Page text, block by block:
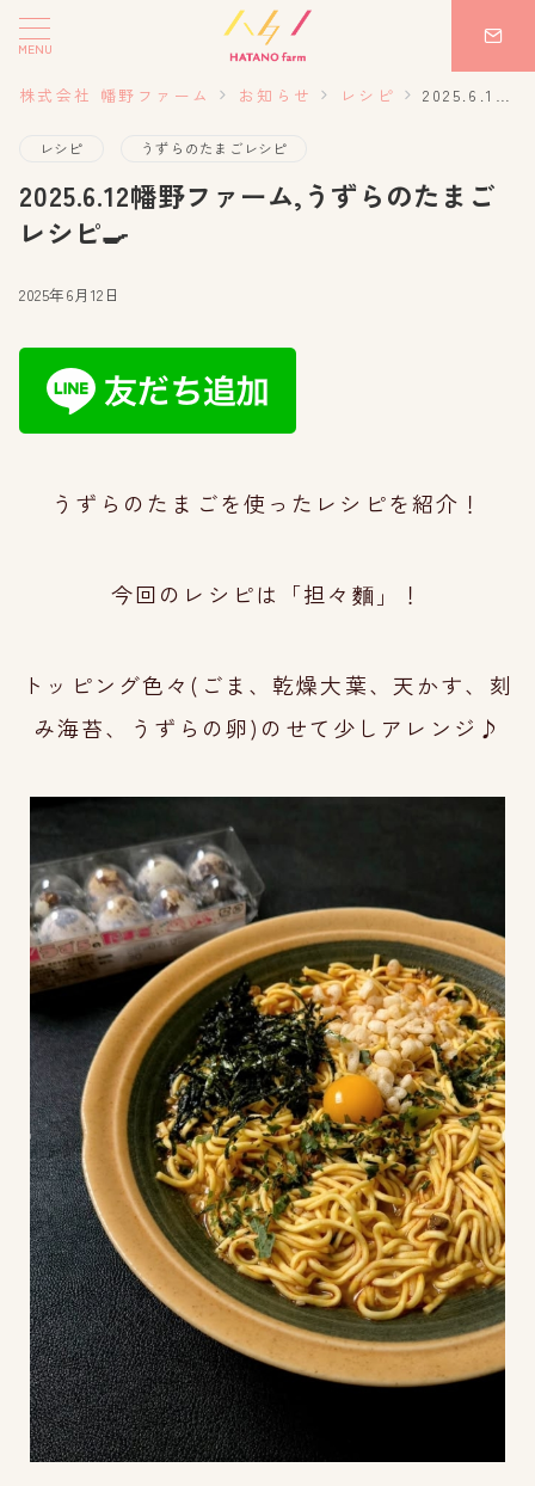
MENU
株式会社 幡野ファーム お知らせ レシピ 2025.6.12幡野ファーム,うずらのたまごレシピ🍳
レシピ うずらのたまごレシピ
2025.6.12幡野ファーム,うずらのたまご
レシピ🍳
2025年6月12日
うずらのたまごを使ったレシピを紹介！
今回のレシピは「担々麵」！
トッピング色々(ごま、乾燥大葉、天かす、刻
み海苔、うずらの卵)のせて 少しアレンジ ♪